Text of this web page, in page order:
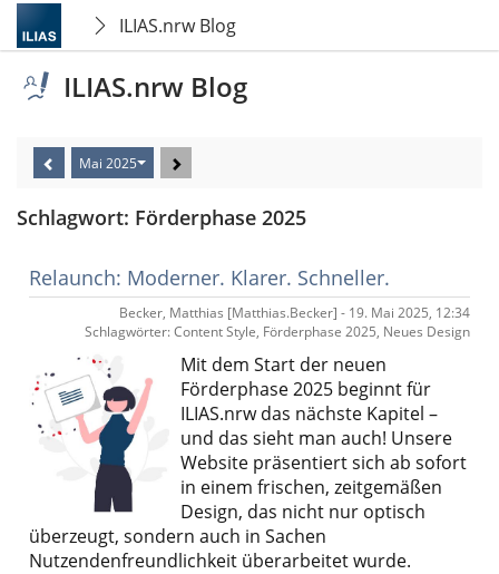
ILIAS.nrw Blog
ILIAS.nrw Blog
Mai 2025
Schlagwort: Förderphase 2025
Relaunch: Moderner. Klarer. Schneller.
Becker, Matthias [Matthias.Becker] - 19. Mai 2025, 12:34
Schlagwörter: Content Style, Förderphase 2025, Neues Design
Mit dem Start der neuen
Förderphase 2025 beginnt für
ILIAS.nrwdas nächste Kapitel –
und das sieht man auch! Unsere
Website präsentiert sich ab sofort
in einem frischen, zeitgemäßen
Design, das nicht nur optisch
überzeugt, sondern auch in Sachen
Nutzendenfreundlichkeit überarbeitet wurde.